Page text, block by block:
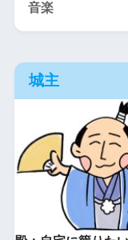
音楽
城主